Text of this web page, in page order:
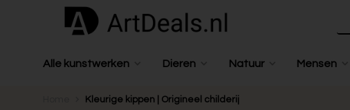
Alle kunstwerken Dieren Natuur Mensen
Kleurige kippen | Origineel childerij